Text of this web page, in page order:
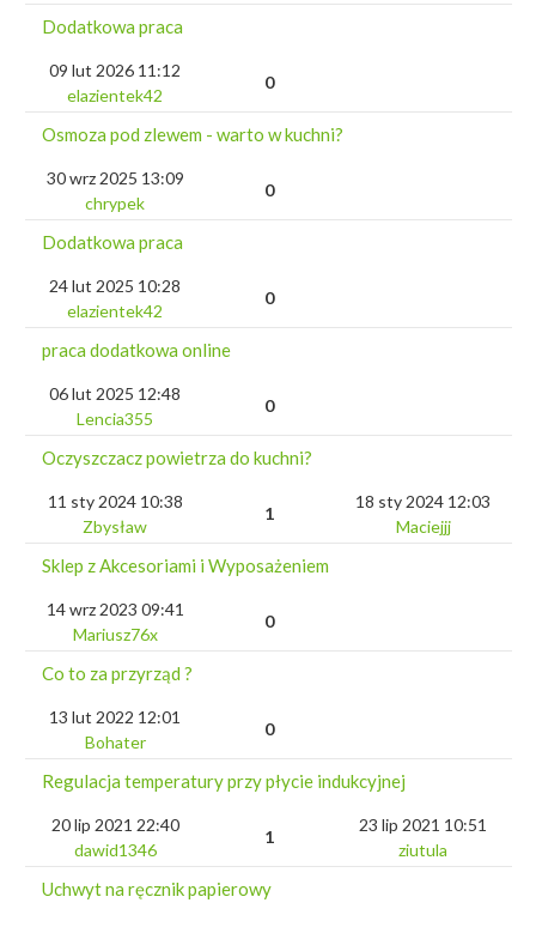
Dodatkowa praca
09 lut 2026 11:12
elazientek42
0
Osmoza pod zlewem - warto w kuchni?
30 wrz 2025 13:09
chrypek
0
Dodatkowa praca
24 lut 2025 10:28
elazientek42
0
praca dodatkowa online
06 lut 2025 12:48
Lencia355
0
Oczyszczacz powietrza do kuchni?
11 sty 2024 10:38
Zbysław
1
18 sty 2024 12:03
Maciejjj
Sklep z Akcesoriami i Wyposażeniem
14 wrz 2023 09:41
Mariusz76x
0
Co to za przyrząd ?
13 lut 2022 12:01
Bohater
0
Regulacja temperatury przy płycie indukcyjnej
20 lip 2021 22:40
dawid1346
1
23 lip 2021 10:51
ziutula
Uchwyt na ręcznik papierowy